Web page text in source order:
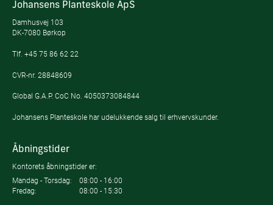
Johansens Planteskole ApS
Damhusvej 103
DK-7080 Børkop
Tlf. +45 75 86 62 22
CVR-nr. 28848609
Global G.A.P. CoC No. 4050373084844
Johansens Planteskole har udelukkende salg til erhvervskunder.
Åbningstider
Kontorets åbningstider er:
Mandag - Torsdag:
08:00 - 16:00
Fredag:
08:00 - 15:30